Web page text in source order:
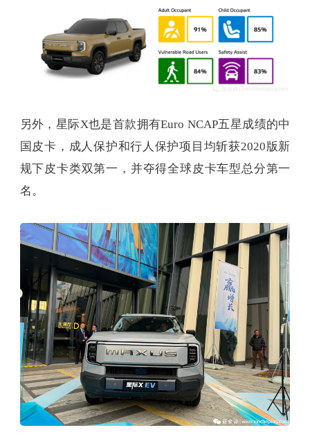
另外，星际X也是首款拥有Euro NCAP五星成绩的中
国皮卡，成人保护和行人保护项目均斩获2020版新
规下皮卡类双第一，并夺得全球皮卡车型总分第一
名。